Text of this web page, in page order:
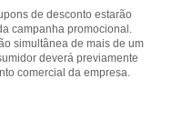
de desconto estarão
campanha promocional.
simultânea de mais de um
deverá previamente
comercial da empresa.